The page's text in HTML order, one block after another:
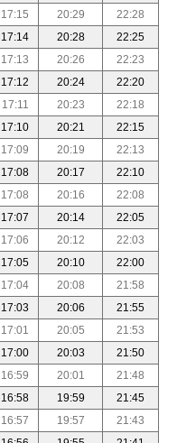
17:15 20:29
22:28
17:14 20:28
22:25
17:13 20:26
22:23
17:12 20:24
22:20
17:11 20:23
22:18
17:10 20:21
22:15
17:09 20:19
22:13
17:08 20:17
22:10
17:08 20:16
22:08
17:07 20:14
22:05
17:06 20:12
22:03
17:05 20:10
22:00
17:04 20:08
21:58
17:03 20:06
21:55
17:01 20:05
21:53
17:00 20:03
21:50
16:59 20:01
21:48
16:58 19:59
21:45
16:57 19:57
21:43